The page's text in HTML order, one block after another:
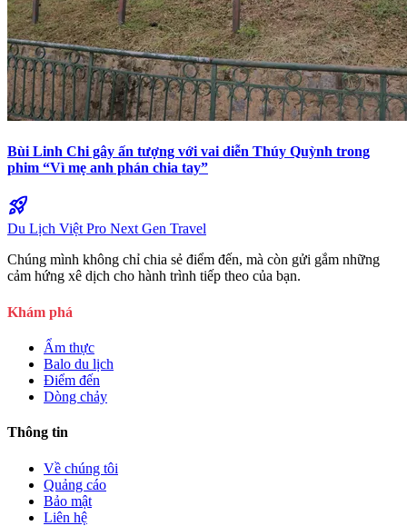
Bùi Linh Chi gây ấn tượng với vai diễn Thúy Quỳnh trong
phim “Vì mẹ anh phán chia tay”
rocket_launch
Du Lịch Việt Pro Next Gen Travel
Chúng mình không chỉ chia sẻ điểm đến, mà còn gửi gắm những
cảm hứng xê dịch cho hành trình tiếp theo của bạn.
Khám phá
Ẩm thực
Balo du lịch
Điểm đến
Dòng chảy
Thông tin
Về chúng tôi
Quảng cáo
Bảo mật
Liên hệ